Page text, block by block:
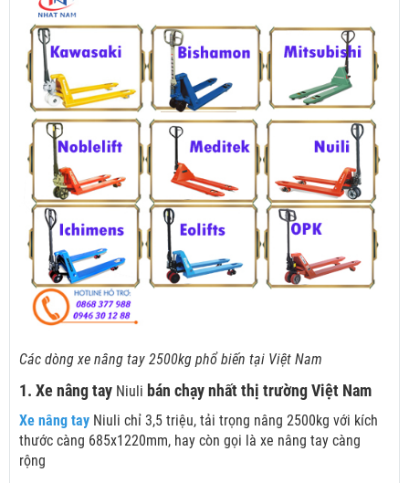
Các dòng xe nâng tay 2500kg phổ biến tại Việt Nam
1. Xe nâng tay Niuli bán chạy nhất thị trường Việt Nam
Xe nâng tay Niuli chỉ 3,5 triệu, tải trọng nâng 2500kg với kích
thước càng 685x1220mm, hay còn gọi là xe nâng tay càng
rộng